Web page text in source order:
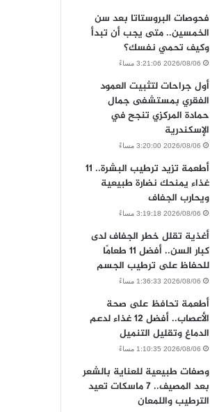
فحوصات البروستاتا بعد سن
الخمسين.. متى يجب أن تبدأ
وكيف تحمي نفسك؟
2026/08/06 3:21:06 مساءً
أول جراحات لتثبيت العمود
الفقري بمستشفى جمال
حمادة المركزي تنجح في
الإسكندرية
2026/08/06 3:20:00 مساءً
أطعمة تزيد ترطيب البشرة.. 11
غذاء يمنحك نضارة طبيعية
ويحارب الجفاف
2026/08/06 3:19:18 مساءً
أغذية تقلل خطر الجفاف لدى
كبار السن.. أفضل 11 طعامًا
للحفاظ على ترطيب الجسم
2026/08/06 1:36:33 مساءً
أطعمة تحافظ على صحة
الأعصاب.. أفضل 12 غذاء لدعم
الدماغ وتقليل التنميل
2026/08/06 1:10:35 مساءً
وصفات طبيعية للعناية بالشعر
بعد المصيف.. 7 ماسكات تعيد
الترطيب واللمعان